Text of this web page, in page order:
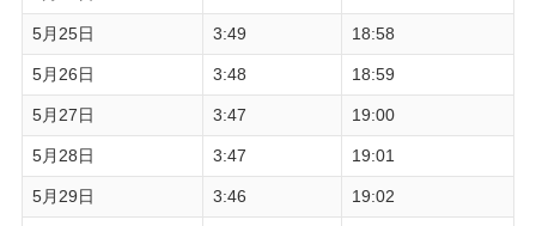
5月25日 3:49 18:58
5月26日 3:48 18:59
5月27日 3:47 19:00
5月28日 3:47 19:01
5月29日 3:46 19:02